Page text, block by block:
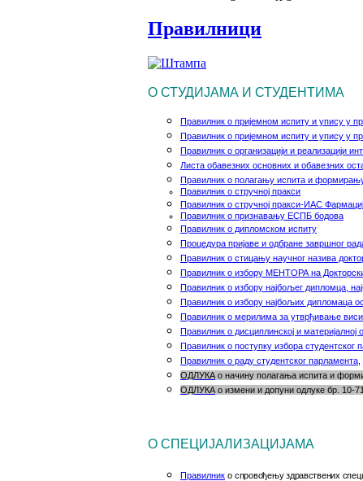
Правилници
О СТУДИЈАМА И СТУДЕНТИМА
Правилник o пријемном испиту и упису у
Правилник o пријемном испиту и упису у
Правилник о организацији и реализацији
Листа обавезних основних и oбавезних
Правилник о полагању испита и
Правилник о стручној пракси
Правилник о стручној пракси-ИАС
Правилник о признавању ЕСПБ бодова
Правилник о дипломском испиту
Процедура пријаве и одбране завршног
Правилник о стицању научног назива
Правилник о избору МЕНТОРА на
Правилник о избору најбољег дипломца,
Правилник о избору најбољих дипломаца
Правилник о мерилима за утврђивање
Правилник о дисциплинској и материјалној
Правилник о поступку избора студентског
Правилник о раду студентског парламента
ОДЛУКА о начину полагања испита и
ОДЛУКА о измени и допуни одлуке бр. 10-
О СПЕЦИЈАЛИЗАЦИЈАМА
Правилник о спровођењу здравствених